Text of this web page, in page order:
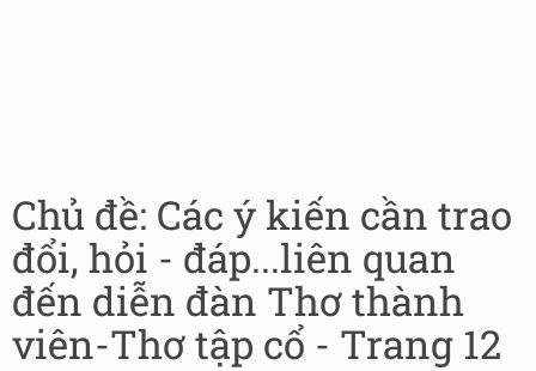
Chủ đề: Các ý kiến cần trao
đổi, hỏi - đáp...liên quan
đến diễn đàn Thơ thành
viên-Thơ tập cổ - Trang 12